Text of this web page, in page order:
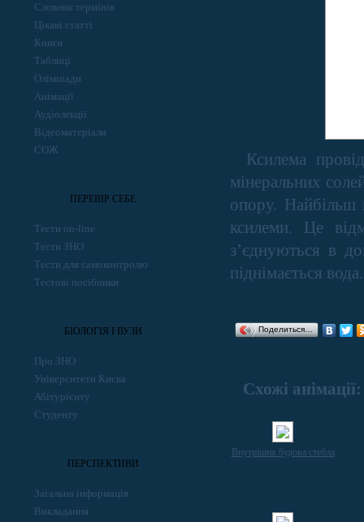
Словник термінів
Цікаві статті
Книги
Таблиці
Олімпіади
Анімації
Аудіолекції
Відеоматеріали
СОЖ
ПЕРЕВІР СЕБЕ
Тести on-line
Тести ЗНО
Тести для самоконтролю
Тестові посібники
БІОЛОГІЯ І ВУЗИ
Про ЗНО
Університети Києва
Абітурієнту
Студенту
ПЕРСПЕКТИВИ
Загальна інформація
Викладання
Ксилема
мінеральних
опору. Найбільш
ксилеми. Це
з’єднуються в
піднімається вода.
Поделиться…
Схожі анімації:
Внутрішня будова стебла